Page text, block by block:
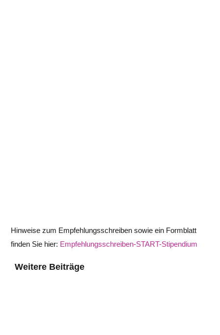
Hinweise zum Empfehlungsschreiben sowie ein Formblatt
finden Sie hier: Empfehlungsschreiben-START-Stipendium
Weitere Beiträge